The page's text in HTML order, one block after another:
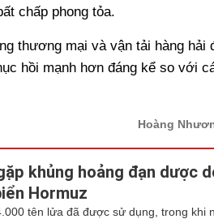
chấp phong tỏa.
thương mại và vận tải hàng hải
hồi mạnh hơn đáng kể so với
Hoàng
khủng hoảng đạn dược
Hormuz
tên lửa đã được sử dụng, trong khi